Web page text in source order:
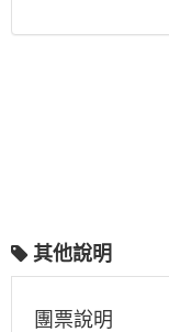
其他說明
團票說明